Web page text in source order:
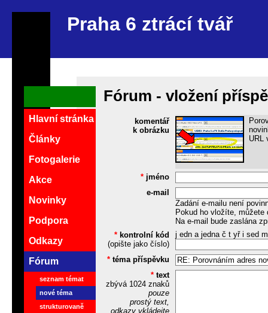
Praha 6 ztrácí tvář
Fórum - vložení
komentář
k obrázku
URL
* jméno
e-mail
Zadání e-mailu není
Pokud ho vložíte,
Na e-mail bude zaslána
* kontrolní kód
(opište jako číslo)
j edn a jedna č t yř i sed
* téma příspěvku
* text
zbývá 1024znaků
pouze
prostý text,
odkazy vkládejte
Hlavní stránka
Články
Fotogalerie
Akce
Novinky
Podpora
Odkazy
Fórum
seznam témat
nové téma
strukturovaně